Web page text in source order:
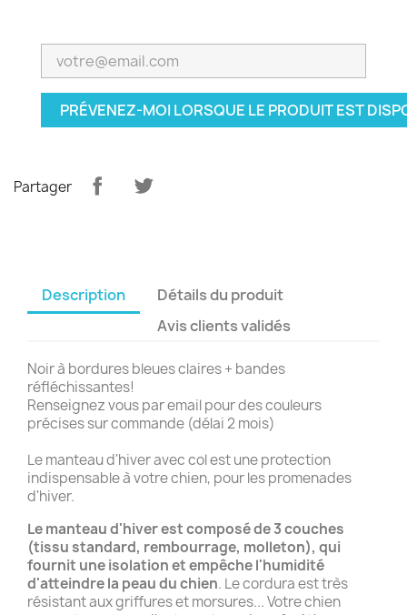
PRÉVENEZ-MOI LORSQUE LE PRODUIT EST
Partager
Description
Détails du produit
Avis clients validés
Noir à bordures bleues claires + bandes
réfléchissantes!
Renseignez vous par email pour des couleurs
précises sur commande (délai 2 mois)
Le manteau d'hiver avec col est une protection
indispensable à votre chien, pour les promenades
d'hiver.
Le manteau d'hiver est composé de 3 couches
(tissu standard, rembourrage, molleton), qui
fournit une isolation et empêche l'humidité
d'atteindre la peau du chien. Le cordura est très
résistant aux griffures et morsures... Votre chien